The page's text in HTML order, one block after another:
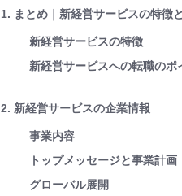
1. まとめ｜新経営サービスの特徴
新経営サービスの特徴
新経営サービスへの転職のポ
2. 新経営サービスの企業情報
事業内容
トップメッセージと事業計画
グローバル展開